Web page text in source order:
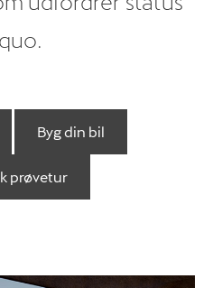
Værksted
quo.
Byg din bil
prøvetur